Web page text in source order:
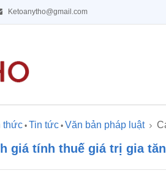
Ketoanytho@gmail.com
thức • Tin tức • Văn bản pháp luật
giá tính thuế giá trị gia